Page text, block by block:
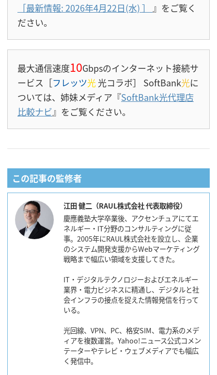
［最新情報: 2026年4月22日(水)］
』をご覧く
ださい。
最大通信速度10Gbpsのインターネット接続サ
ービス［フレッツ光光コラボ］ SoftBank光に
ついては、姉妹メディア『SoftBank光代理店
比較ナビ』をご覧ください。
この記事の監修者
江田 健二（RAUL株式会社 代表取締役）
慶應義塾大学卒業後、アクセンチュアにてエ
ネルギー・IT分野のコンサルティングに従
事。2005年にRAUL株式会社を設立し、企業
のシステム開発支援からWebマーケティング
戦略まで幅広い領域を支援してきた。
IT・デジタルテクノロジーおよびエネルギー
業界・電力ビジネスに精通し、デジタルと社
会インフラの接点を捉えた情報発信を行って
いる。
光回線、VPN、PC、格安SIM、電力系のメデ
ィアを複数運営。Yahoo!ニュース公式コメン
テーターやテレビ・ウェブメディアでも幅広
く発信中。